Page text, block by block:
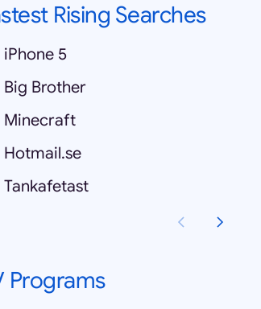
Rising Searches
iPhone 5
Big Brother
Minecraft
Hotmail.se
Tankafetast
Programs